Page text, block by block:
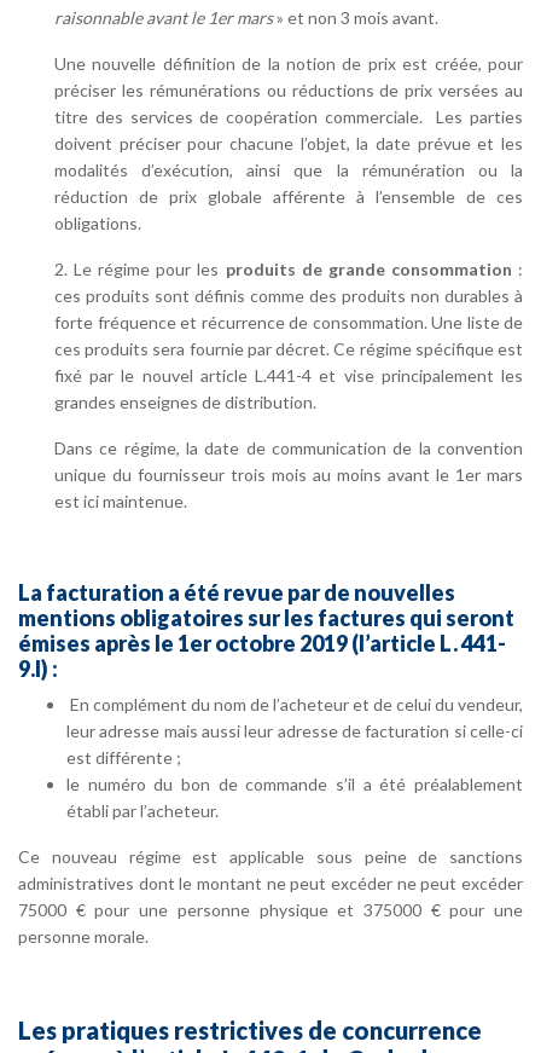
raisonnable avant le 1er mars» et non 3 mois avant.
Une nouvelle définition de la notion de prix est créée, pour
préciser les rémunérations ou réductions de prix versées au
titre des services de coopération commerciale. Les parties
doivent préciser pour chacune l’objet, la date prévue et les
modalités d’exécution, ainsi que la rémunération ou la
réduction de prix globale afférente à l’ensemble de ces
obligations.
2. Le régime pour les produits de grande consommation :
ces produits sont définis comme des produits non durables à
forte fréquence et récurrence de consommation. Une liste de
ces produits sera fournie par décret. Ce régime spécifique est
fixé par le nouvel article L.441-4 et vise principalement les
grandes enseignes de distribution.
Dans ce régime, la date de communication de la convention
unique du fournisseur trois mois au moins avant le 1er mars
est ici maintenue.
La facturation a été revue par de nouvelles
mentions obligatoires sur les factures qui seront
émises après le 1er octobre 2019 (l’article L. 441-
9.I) :
En complément du nom de l’acheteur et de celui du vendeur,
leur adresse mais aussi leur adresse de facturation si celle-ci
est différente ;
le numéro du bon de commande s’il a été préalablement
établi par l’acheteur.
Ce nouveau régime est applicable sous peine de sanctions
administratives dont le montant ne peut excéder ne peut excéder
75000 € pour une personne physique et 375000 € pour une
personne morale.
Les pratiques restrictives de concurrence